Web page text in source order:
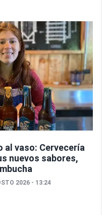
al vaso: Cervecería
nuevos sabores,
2026 - 13:24